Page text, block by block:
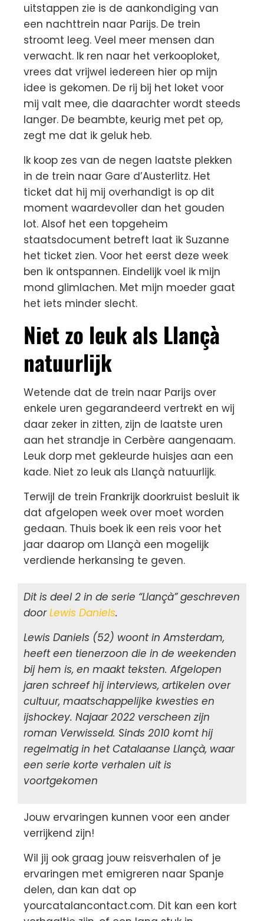
uitstappen zie is de aankondiging van
een nachttrein naar Parijs. De trein
stroomt leeg. Veel meer mensen dan
verwacht. Ik ren naar het verkooploket,
vrees dat vrijwel iedereen hier op mijn
idee is gekomen. De rij bij het loket voor
mij valt mee, die daarachter wordt steeds
langer. De beambte, keurig met pet op,
zegt me dat ik geluk heb.
Ik koop zes van de negen laatste plekken
in de trein naar Gare d’Austerlitz. Het
ticket dat hij mij overhandigt is op dit
moment waardevoller dan het gouden
lot. Alsof het een topgeheim
staatsdocument betreft laat ik Suzanne
het ticket zien. Voor het eerst deze week
ben ik ontspannen. Eindelijk voel ik mijn
mond glimlachen. Met mijn moeder gaat
het iets minder slecht.
Niet zo leuk als Llançà
natuurlijk
Wetende dat de trein naar Parijs over
enkele uren gegarandeerd vertrekt en wij
daar zeker in zitten, zijn de laatste uren
aan het strandje in Cerbère aangenaam.
Leuk dorp met gekleurde huisjes aan een
kade. Niet zo leuk als Llançà natuurlijk.
Terwijl de trein Frankrijk doorkruist besluit ik
dat afgelopen week over moet worden
gedaan. Thuis boek ik een reis voor het
jaar daarop om Llançà een mogelijk
verdiende herkansing te geven.
Dit is deel 2 in de serie “Llançà” geschreven
doorLewis Daniels.
Lewis Daniels (52) woont in Amsterdam,
heeft een tienerzoon die in de weekenden
bij hem is, en maakt teksten. Afgelopen
jaren schreef hij interviews, artikelen over
cultuur, maatschappelijke kwesties en
ijshockey. Najaar 2022 verscheen zijn
roman Verwisseld. Sinds 2010 komt hij
regelmatig in het Catalaanse Llançà, waar
een serie korte verhalen uit is
voortgekomen
Jouw ervaringen kunnen voor een ander
verrijkend zijn!
Wil jij ook graag jouw reisverhalen of je
ervaringen met emigreren naar Spanje
delen, dan kan dat op
yourcatalancontact.com. Dit kan een kort